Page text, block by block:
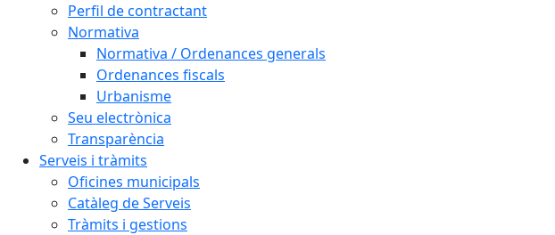
Perfil de contractant
Normativa
Normativa / Ordenances generals
Ordenances fiscals
Urbanisme
Seu electrònica
Transparència
Serveis i tràmits
Oficines municipals
Catàleg de Serveis
Tràmits i gestions